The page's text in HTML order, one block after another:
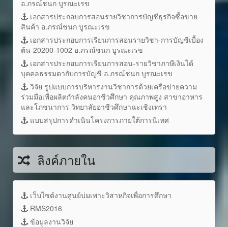
อ.ภรณ์ชนก บูรณะเรข
เอกสารประกอบการสอนรายวิชาการบัญชีธุรกิจซื้อขาย
สินค้า อ.ภรณ์ชนก บูรณะเรข
เอกสารประกอบการเรียนการสอนรายวิชา-การบัญชีเบื้อง
ต้น-20200-1002 อ.ภรณ์ชนก บูรณะเรข
เอกสารประกอบการเรียนการสอน-รายวิชาภาษีเงินได้
บุคคลธรรมดากับการบัญชี อ.ภรณ์ชนก บูรณะเรข
วิจัย รูปแบบการบริหารงานวิชาการด้วยเครือข่ายความ
ร่วมมือเพื่อผลิตกำลังคนอาชีวศึกษา คุณภาพสูง สาขาอาหาร
และโภชนาการ วิทยาลัยอาชีวศึกษาฉะเชิงเทรา
แบบสรุปการดำเนินโครงการภายใต้การนิเทศ
ลิงค์ภายใน
เว็บไซต์งานศูนย์บ่มเพาะวิสาหกิจเพื่อการศึกษา
RMS2016
ข้อมูลงานวิจัย